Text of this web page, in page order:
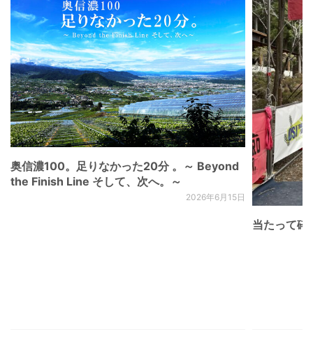
奥信濃100。足りなかった20分 。～ Beyond
the Finish Line そして、次へ。～
2026年6月15日
当たって砕